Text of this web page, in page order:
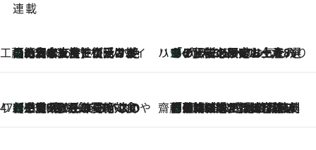
連載
工藤まやのおもてなしハワイ
2026.8.6
【ハワイ土産】ローカルの絶大な支持で復活！ 絶品の幻クッキー《元ファンの日本人女性が受け継いだ名店》 ハワイ賢者 リサのお気に入りリスト2026.8.6
あの伝説の限定トートも！ リニューアルした「ディーン＆デルーカ ハワイ」で必須のお土産8選
47都道府県の手みやげ ひんやりスイーツで夏を満喫
2026.8.6
【三重県】この夏絶対食べたい 冷やしておいしいおやつ3選 お餅×アイスの新感覚スイーツ 齋藤 薫 美容脳ルネサンス
2026.8.6
「荷物が増えるほど旅ストレスは増す」美容ジャーナリストがたどり着いた最終結論。“化粧品を劇的に減らす”感動の凝縮美容とは